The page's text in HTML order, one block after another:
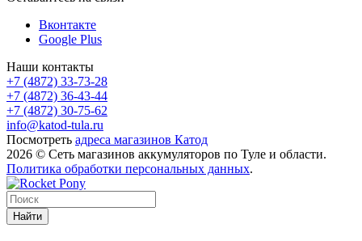
Вконтакте
Google Plus
Наши контакты
+7 (4872) 33-73-28
+7 (4872) 36-43-44
+7 (4872) 30-75-62
info@katod-tula.ru
Посмотреть адреса магазинов Катод
2026 © Сеть магазинов аккумуляторов по Туле и области.
Политика обработки персональных данных.
Найти